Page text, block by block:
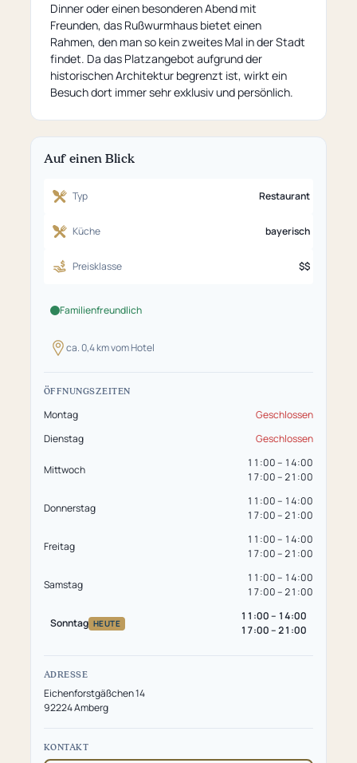
Dinner oder einen besonderen Abend mit
Freunden, das Rußwurmhaus bietet einen
Rahmen, den man so kein zweites Mal in der Stadt
findet. Da das Platzangebot aufgrund der
historischen Architektur begrenzt ist, wirkt ein
Besuch dort immer sehr exklusiv und persönlich.
Auf einen Blick
Typ Restaurant
Küche bayerisch
Preisklasse $$
Familienfreundlich
ca. 0,4 km vom Hotel
ÖFFNUNGSZEITEN
Montag
Geschlossen
Dienstag
Geschlossen
Mittwoch
11:00 – 14:00
17:00 – 21:00
Donnerstag
11:00 – 14:00
17:00 – 21:00
Freitag
11:00 – 14:00
17:00 – 21:00
Samstag
11:00 – 14:00
17:00 – 21:00
Sonntag HEUTE
11:00 – 14:00
17:00 – 21:00
ADRESSE
Eichenforstgäßchen 14
92224 Amberg
KONTAKT